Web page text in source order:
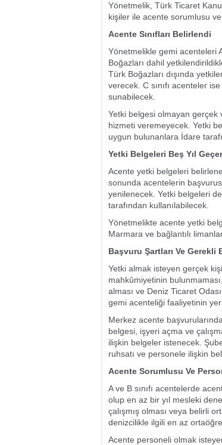
Yönetmelik, Türk Ticaret
kişiler ile acente sorumlusu
Acente Sınıfları Belirlendi
Yönetmelikle gemi acenteleri
Boğazları dahil
Türk Boğazları dışında
verecek. C sınıfı acenteler
sunabilecek.
Yetki belgesi olmayan gerçek
hizmeti veremeyecek. Yetki
uygun bulunanlara İdare
Yetki Belgeleri Beş Yıl
Acente yetki belgeleri
sonunda acentelerin
yenilenecek. Yetki belgeleri
tarafından kullanılabilecek.
Yönetmelikte acente yetki
Marmara ve bağlantılı
Başvuru Şartları Ve Gerekli
Yetki almak isteyen gerçek
mahkûmiyetinin
alması ve Deniz Ticaret
gemi acenteliği faaliyetinin yer
Merkez acente
belgesi, işyeri açma ve
ilişkin belgeler istenecek.
ruhsatı ve personele ilişkin
Acente Sorumlusu Ve
A ve B sınıfı acentelerde
olup en az bir yıl mesleki
çalışmış olması veya belirli
denizcilikle ilgili en az
Acente personeli olmak